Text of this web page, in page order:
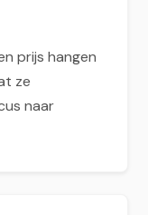
prijs hangen
ze
naar